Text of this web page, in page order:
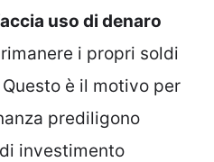
uso di denaro
i propri soldi
è il motivo per
prediligono
investimento